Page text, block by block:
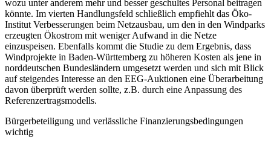
wozu unter anderem mehr und besser geschultes Personal beitragen
könnte. Im vierten Handlungsfeld schließlich empfiehlt das Öko-
Institut Verbesserungen beim Netzausbau, um den in den Windparks
erzeugten Ökostrom mit weniger Aufwand in die Netze
einzuspeisen. Ebenfalls kommt die Studie zu dem Ergebnis, dass
Windprojekte in Baden-Württemberg zu höheren Kosten als jene in
norddeutschen Bundesländern umgesetzt werden und sich mit Blick
auf steigendes Interesse an den EEG-Auktionen eine Überarbeitung
davon überprüft werden sollte, z.B. durch eine Anpassung des
Referenzertragsmodells.
Bürgerbeteiligung und verlässliche Finanzierungsbedingungen
wichtig